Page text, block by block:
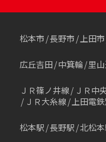
松本市 長野市 上田市
広丘吉田 中箕輪 里
ＪＲ篠ノ井線 ＪＲ中
ＪＲ大糸線 上田電
松本駅 長野駅 北松